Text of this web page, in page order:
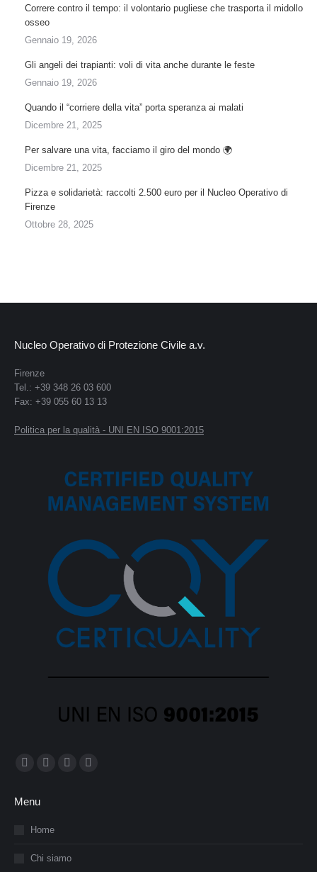
Correre contro il tempo: il volontario pugliese che trasporta il midollo
osseo
Gennaio 19, 2026
Gli angeli dei trapianti: voli di vita anche durante le feste
Gennaio 19, 2026
Quando il “corriere della vita” porta speranza ai malati
Dicembre 21, 2025
Per salvare una vita, facciamo il giro del mondo 🌍
Dicembre 21, 2025
Pizza e solidarietà: raccolti 2.500 euro per il Nucleo Operativo di
Firenze
Ottobre 28, 2025
Nucleo Operativo di Protezione Civile a.v.
Firenze
Tel.: +39 348 26 03 600
Fax: +39 055 60 13 13
Politica per la qualità - UNI EN ISO 9001:2015
Ci puoi trovare su:
opens
window
in
windowwindow
Menu
Home
Chi siamo